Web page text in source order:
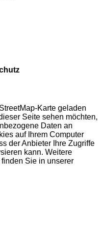
Karte geladen
Seite sehen möchten,
Daten an
auf Ihrem Computer
der Anbieter Ihre Zugriffe
kann. Weitere
finden Sie in unserer